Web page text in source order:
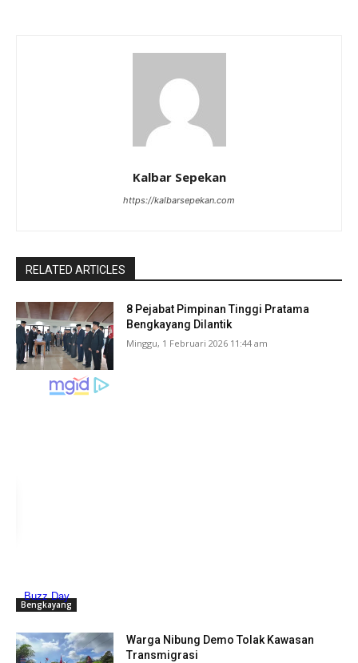
Kalbar Sepekan
https://kalbarsepekan.com
RELATED ARTICLES
Bengkayang
8 Pejabat Pimpinan Tinggi Pratama
Bengkayang Dilantik
Minggu, 1 Februari 2026 11:44 am
Warga Nibung Demo Tolak Kawasan
Transmigrasi